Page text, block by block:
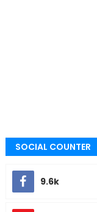
SOCIAL COUNTER
9.6k